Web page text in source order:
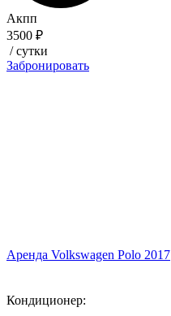
Акпп
3500 ₽
/ сутки
Забронировать
Аренда Volkswagen Polo 2017
Кондиционер: